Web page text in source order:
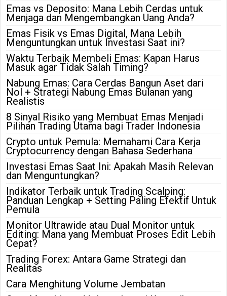
Emas vs Deposito: Mana Lebih Cerdas untuk
Menjaga dan Mengembangkan Uang Anda?
Emas Fisik vs Emas Digital, Mana Lebih
Menguntungkan untuk Investasi Saat ini?
Waktu Terbaik Membeli Emas: Kapan Harus
Masuk agar Tidak Salah Timing?
Nabung Emas: Cara Cerdas Bangun Aset dari
Nol + Strategi Nabung Emas Bulanan yang
Realistis
8 Sinyal Risiko yang Membuat Emas Menjadi
Pilihan Trading Utama bagi Trader Indonesia
Crypto untuk Pemula: Memahami Cara Kerja
Cryptocurrency dengan Bahasa Sederhana
Investasi Emas Saat Ini: Apakah Masih Relevan
dan Menguntungkan?
Indikator Terbaik untuk Trading Scalping:
Panduan Lengkap + Setting Paling Efektif Untuk
Pemula
Monitor Ultrawide atau Dual Monitor untuk
Editing: Mana yang Membuat Proses Edit Lebih
Cepat?
Trading Forex: Antara Game Strategi dan
Realitas
Cara Menghitung Volume Jembatan